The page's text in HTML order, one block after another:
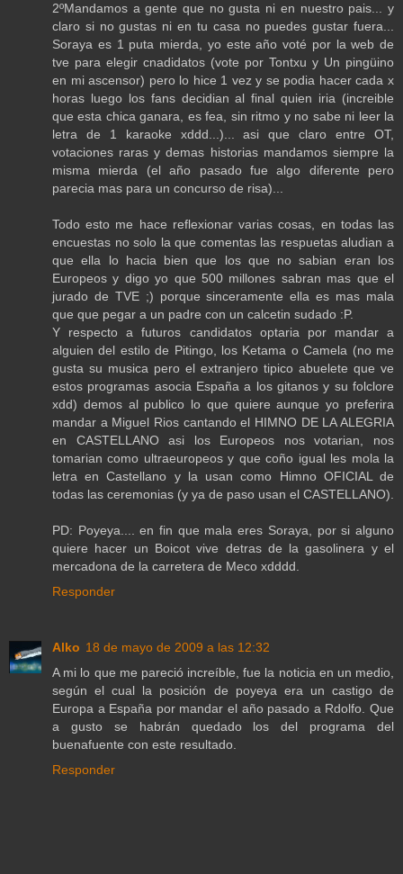
2ºMandamos a gente que no gusta ni en nuestro pais... y
claro si no gustas ni en tu casa no puedes gustar fuera...
Soraya es 1 puta mierda, yo este año voté por la web de
tve para elegir cnadidatos (vote por Tontxu y Un pingüino
en mi ascensor) pero lo hice 1 vez y se podia hacer cada x
horas luego los fans decidian al final quien iria (increible
que esta chica ganara, es fea, sin ritmo y no sabe ni leer la
letra de 1 karaoke xddd...)... asi que claro entre OT,
votaciones raras y demas historias mandamos siempre la
misma mierda (el año pasado fue algo diferente pero
parecia mas para un concurso de risa)...
Todo esto me hace reflexionar varias cosas, en todas las
encuestas no solo la que comentas las respuetas aludian a
que ella lo hacia bien que los que no sabian eran los
Europeos y digo yo que 500 millones sabran mas que el
jurado de TVE ;) porque sinceramente ella es mas mala
que que pegar a un padre con un calcetin sudado :P.
Y respecto a futuros candidatos optaria por mandar a
alguien del estilo de Pitingo, los Ketama o Camela (no me
gusta su musica pero el extranjero tipico abuelete que ve
estos programas asocia España a los gitanos y su folclore
xdd) demos al publico lo que quiere aunque yo preferira
mandar a Miguel Rios cantando el HIMNO DE LA ALEGRIA
en CASTELLANO asi los Europeos nos votarian, nos
tomarian como ultraeuropeos y que coño igual les mola la
letra en Castellano y la usan como Himno OFICIAL de
todas las ceremonias (y ya de paso usan el CASTELLANO).
PD: Poyeya.... en fin que mala eres Soraya, por si alguno
quiere hacer un Boicot vive detras de la gasolinera y el
mercadona de la carretera de Meco xdddd.
Responder
Alko 18 de mayo de 2009 a las 12:32
A mi lo que me pareció increíble, fue la noticia en un medio,
según el cual la posición de poyeya era un castigo de
Europa a España por mandar el año pasado a Rdolfo. Que
a gusto se habrán quedado los del programa del
buenafuente con este resultado.
Responder